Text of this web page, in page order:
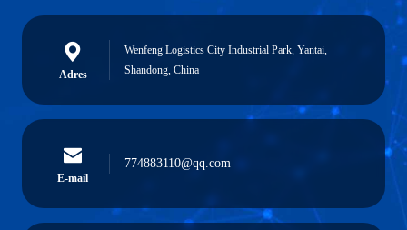
Adres
Wenfeng Logistics City Industrial Park, Yantai,
Shandong, China
E-mail
774883110@qq.com